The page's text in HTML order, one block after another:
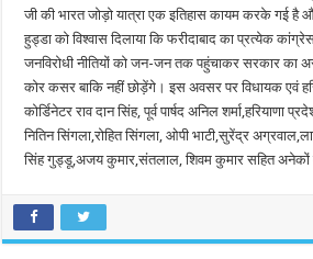
जी की भारत जोड़ो यात्रा एक इतिहास कायम करके गई है
हुड्डा को विश्वास दिलाया कि फरीदाबाद का प्रत्येक
जनविरोधी नीतियों को जन-जन तक पहुंचाकर सरकार का
कोर कसर बाकि नहीं छोड़ेंगे। इस अवसर पर विधायक एवं
कोर्डिनेटर राव दान सिंह, पूर्व पार्षद अनिल शर्मा,हरियाणा
नितिन सिंगला,रोहित सिंगला, ओपी भाटी,सुरेंद्र
सिंह गुड्डू,अजय कुमार,संतलाल, शिवम कुमार सहित अनेकों